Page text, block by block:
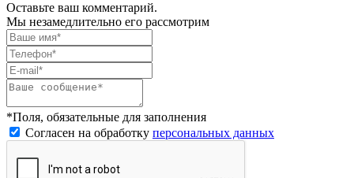
Оставьте ваш комментарий.
Мы незамедлительно его рассмотрим
*Поля, обязательные для заполнения
Согласен на обработку персональных данных